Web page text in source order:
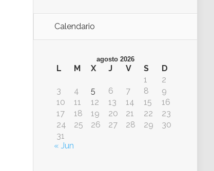
Calendario
agosto 2026
L M X J V S
D
1
2
3
4 5 6 7 8
9
10
11 12 13 14 15
16
17
18 19 20 21 22
23
24
25 26 27 28 29
30
31
« Jun